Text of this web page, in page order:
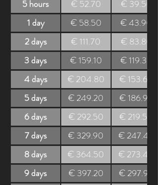
5 hours € 52.70
€ 39.50
1 day
€ 58.50
€ 43.90
2 days
€ 111.70
€ 83.80
3 days
€ 159.10
€ 119.30
4 days
€ 204.80
€ 153.60
5 days
€ 249.20
€ 186.90
6 days
€ 292.50
€ 219.50
7 days
€ 329.90
€ 247.40
8 days
€ 364.50
€ 273.40
9 days
€ 397.20
€ 297.90